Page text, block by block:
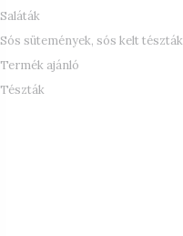
Saláták
Sós sütemények, sós kelt tészták
Termék ajánló
Tészták